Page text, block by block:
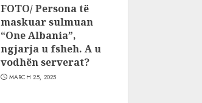
FOTO/ Persona të
maskuar sulmuan
“One Albania”,
ngjarja u fsheh. A u
vodhën serverat?
MARCH 25, 2025